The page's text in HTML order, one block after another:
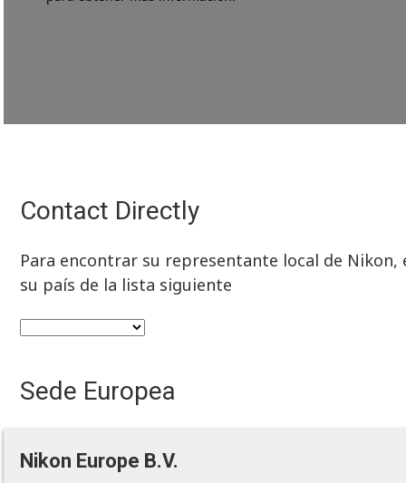
Contact Directly
Para encontrar su representante local de Nikon,
su país de la lista siguiente
Sede Europea
Nikon Europe B.V.